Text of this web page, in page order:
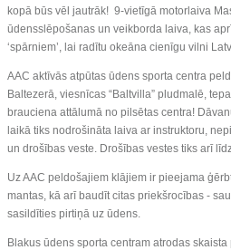
kopā būs vēl jautrāk! 9-vietīgā motorlaiva
ūdensslēpošanas un veikborda laiva, kas
‘spārniem’, lai radītu okeāna cienīgu vilni
AAC aktīvās atpūtas ūdens sporta centra
Baltezerā, viesnīcas “Baltvilla” pludmalē,
brauciena attālumā no pilsētas centra!
laikā tiks nodrošināta laiva ar instruktoru,
un drošības veste. Drošības vestes tiks arī
Uz AAC peldošajiem klājiem ir pieejama
mantas, kā arī baudīt citas priekšrocības -
sasildīties pirtiņā uz ūdens.
Blakus ūdens sporta centram atrodas